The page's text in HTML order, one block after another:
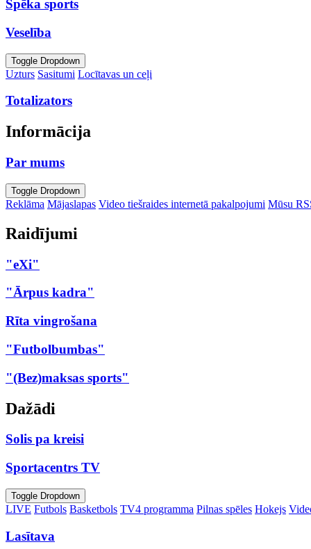
Spēka sports
Veselība
Toggle Dropdown
Uzturs Sasitumi Locītavas un ceļi
Totalizators
Informācija
Par mums
Toggle Dropdown
Reklāma Mājaslapas Video tiešraides internetā pakalpojumi Mūsu
Raidījumi
"eXi"
"Ārpus kadra"
Rīta vingrošana
"Futbolbumbas"
"(Bez)maksas sports"
Dažādi
Solis pa kreisi
Sportacentrs TV
Toggle Dropdown
LIVE Futbols Basketbols TV4 programma Pilnas spēles Hokejs
Lasītava